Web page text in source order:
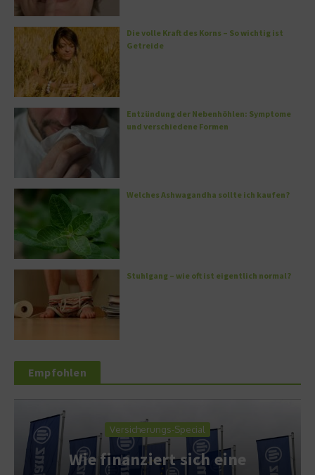
Die volle Kraft des Korns – So wichtig ist
Getreide
Entzündung der Nebenhöhlen: Symptome
und verschiedene Formen
Welches Ashwagandha sollte ich kaufen?
Stuhlgang – wie oft ist eigentlich normal?
Empfohlen
Versicherungs-Special
Wie finanziert sich eine